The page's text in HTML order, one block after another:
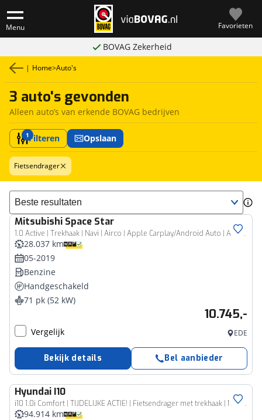
Menu Favorieten
BOVAG Zekerheid
| Home>Auto's
3 auto's gevonden
Alleen auto’s van erkende BOVAG bedrijven
1Filteren Opslaan
Fietsendrager
Sorteer resultaten
Mitsubishi Space Star
1.0 Active | Trekhaak | Navi | Airco | Apple Carplay/Android Auto | All seasons | 14" LM |
28.037 km
05-2019
Benzine
Handgeschakeld
71 pk (52 kW)
10.745,-
Vergelijk EDE
Bekijk details Bel aanbieder
Hyundai I10
i10 1.0i Comfort | TIJDELIJKE ACTIE! | Fietsendrager met trekhaak | Navigatie & Carplay | Cruise | Elektrische ramen | in hoogte verstelbare stoel |
94.914 km